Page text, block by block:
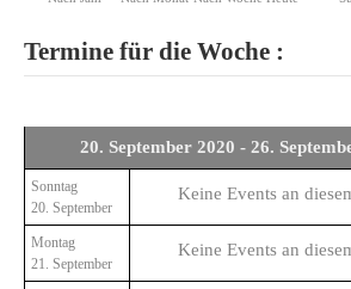
Termine für die Woche :
20. September 2020 - 26.
Sonntag
20. September
Keine Events an
Montag
21. September
Keine Events an